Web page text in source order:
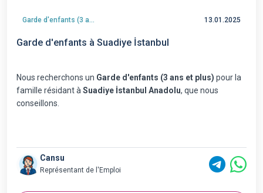
Garde d'enfants (3 ans et plus) 13.01.2025
Garde d'enfants à Suadiye İstanbul
Nous recherchons un Garde d'enfants (3 ans et plus) pour la
famille résidant à Suadiye İstanbul Anadolu, que nous
conseillons.
Cansu
Représentant de l'Emploi